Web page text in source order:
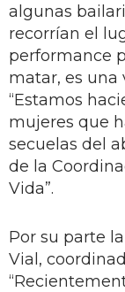
algunas
recorrían el
performance
matar, es una
“Estamos
mujeres que
secuelas del
de la
Vida”.
Por su parte
Vial,